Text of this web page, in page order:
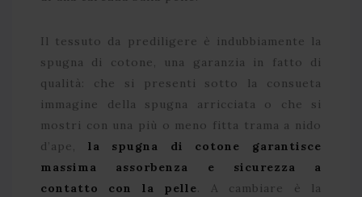
Il tessuto da prediligere è indubbiamente la
spugna di cotone, una garanzia in fatto di
qualità: che si presenti sotto la consueta
immagine della spugna arricciata o che si
mostri con una più o meno fitta trama a nido
d’ape, la spugna di cotone garantisce
massima assorbenza e sicurezza a
contatto con la pelle. A cambiare è la